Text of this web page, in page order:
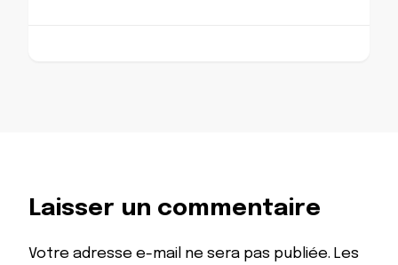
Laisser un commentaire
Votre adresse e-mail ne sera pas publiée. Les